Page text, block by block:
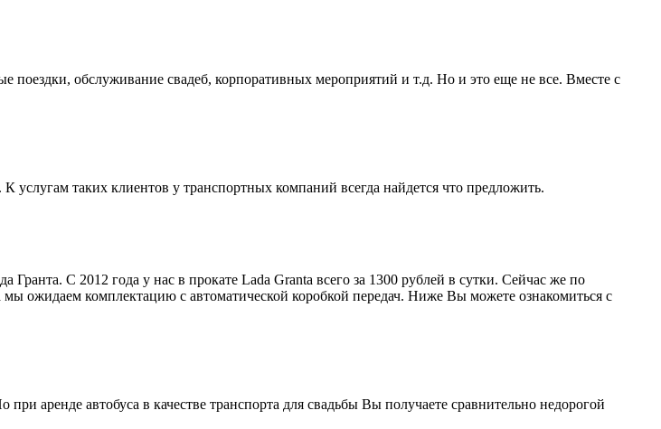
поездки, обслуживание свадеб, корпоративных мероприятий и т.д. Но и это еще не все. Вместе с
услугам таких клиентов у транспортных компаний всегда найдется что предложить.
С 2012 года у нас в прокате Lada Granta всего за 1300 рублей в сутки. Сейчас же по
ожидаем комплектацию с автоматической коробкой передач. Ниже Вы можете ознакомиться с
аренде автобуса в качестве транспорта для свадьбы Вы получаете сравнительно недорогой